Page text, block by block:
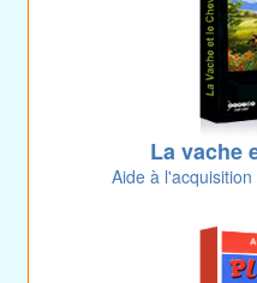
La vache
Aide à